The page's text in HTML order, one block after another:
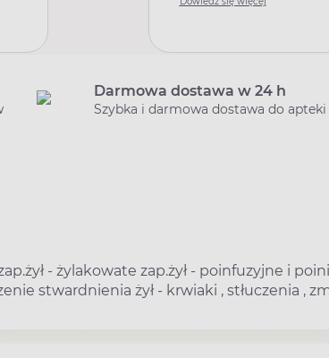
Darmowa dostawa w 24 h
Szybka i darmowa dostawa do apteki
- żylakowate zap.żył - poinfuzyjne i
stwardnienia żył - krwiaki , stłuczenia ,